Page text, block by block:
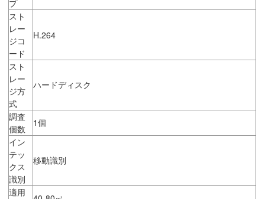
プ
スト
レー
ジコ
ード
H.264
スト
レー
ジ方
式
ハードディスク
調査
個数
1個
イン
テッ
クス
識別
移動識別
適用